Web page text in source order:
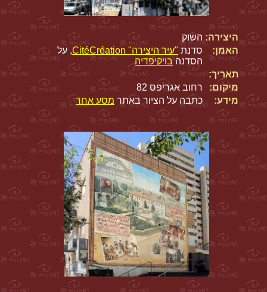
היצירה: השוק
האמן:
סדנת "עיר היצירה" CitéCréation
, על
הסדנהבויקיפדיה
תאריך:
מיקום:
רחוב אגריפס 82
מידע:
כתבה על הציור באתר מסע אחר